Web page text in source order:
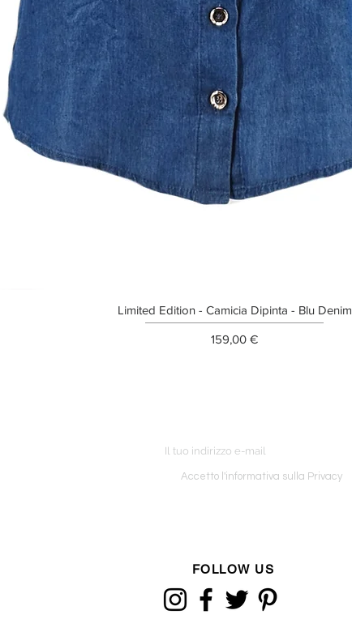
Limited Edition - Camicia Dipinta - Blu Denim
Prezzo
159,00 €
Accetto l'informativa sulla Privacy
FOLLOW US